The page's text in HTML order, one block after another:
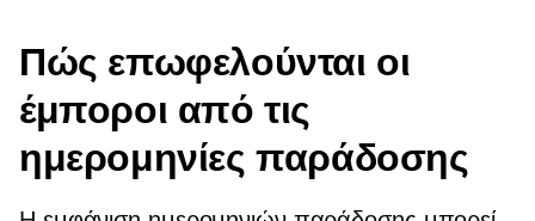
Πώς επωφελούνται οι
έμποροι από τις
ημερομηνίες παράδοσης